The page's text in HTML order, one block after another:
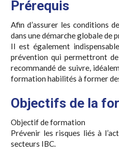
Prérequis
Afin d’assurer les conditions
dans une démarche globale de
Il est également
prévention qui permettront
recommandé de suivre,
formation habilités à former
Objectifs de la
Objectif de formation
Prévenir les risques liés à
secteurs IBC.